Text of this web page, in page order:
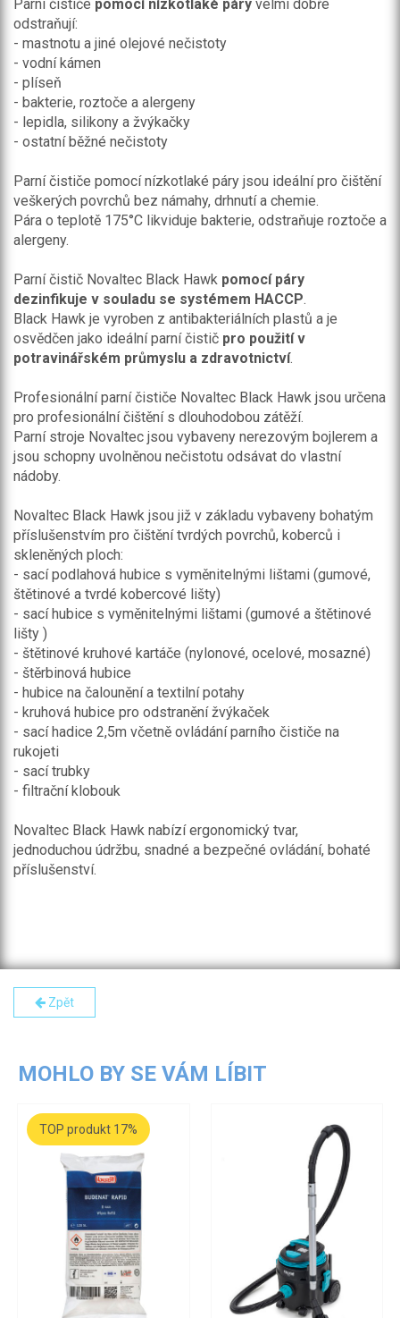
Parní čističe pomocí nízkotlaké páry velmi dobře
odstraňují:
- mastnotu a jiné olejové nečistoty
- vodní kámen
- plíseň
- bakterie, roztoče a alergeny
- lepidla, silikony a žvýkačky
- ostatní běžné nečistoty
Parní čističe pomocí nízkotlaké páry jsou ideální pro čištění
veškerých povrchů bez námahy, drhnutí a chemie.
Pára o teplotě 175°C likviduje bakterie, odstraňuje roztoče a
alergeny.
Parní čistič Novaltec Black Hawk pomocí páry
dezinfikuje v souladu se systémem HACCP.
Black Hawk je vyroben z antibakteriálních plastů a je
osvědčen jako ideální parní čistič pro použití v
potravinářském průmyslu a zdravotnictví.
Profesionální parní čističe Novaltec Black Hawk jsou určena
pro profesionální čištění s dlouhodobou zátěží.
Parní stroje Novaltec jsou vybaveny nerezovým bojlerem a
jsou schopny uvolněnou nečistotu odsávat do vlastní
nádoby.
Novaltec Black Hawk jsou již v základu vybaveny bohatým
příslušenstvím pro čištění tvrdých povrchů, koberců i
skleněných ploch:
- sací podlahová hubice s vyměnitelnými lištami (gumové,
štětinové a tvrdé kobercové lišty)
- sací hubice s vyměnitelnými lištami (gumové a štětinové
lišty )
- štětinové kruhové kartáče (nylonové, ocelové, mosazné)
- štěrbinová hubice
- hubice na čalounění a textilní potahy
- kruhová hubice pro odstranění žvýkaček
- sací hadice 2,5m včetně ovládání parního čističe na
rukojeti
- sací trubky
- filtrační klobouk
Novaltec Black Hawk nabízí ergonomický tvar,
jednoduchou údržbu, snadné a bezpečné ovládání, bohaté
příslušenství.
Zpět
MOHLO BY SE VÁM LÍBIT
TOP produkt 17%